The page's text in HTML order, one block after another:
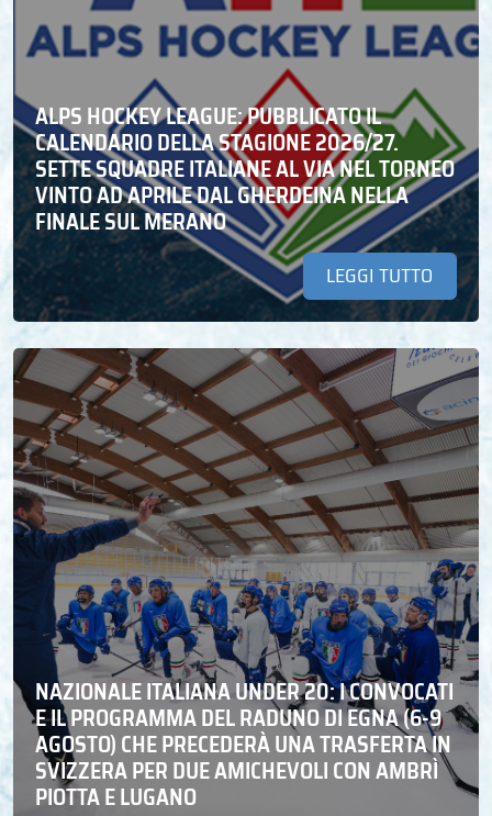
ALPS HOCKEY LEAGUE: PUBBLICATO IL
CALENDARIO DELLA STAGIONE 2026/27.
SETTE SQUADRE ITALIANE AL VIA NEL TORNEO
VINTO AD APRILE DAL GHERDEINA NELLA
FINALE SUL MERANO
LEGGI TUTTO
NAZIONALE ITALIANA UNDER 20: I CONVOCATI
E IL PROGRAMMA DEL RADUNO DI EGNA (6-9
AGOSTO) CHE PRECEDERÀ UNA TRASFERTA IN
SVIZZERA PER DUE AMICHEVOLI CON AMBRÌ
PIOTTA E LUGANO